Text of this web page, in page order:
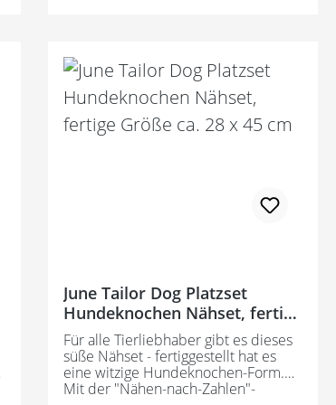
June Tailor Dog Platzset
Hundeknochen Nähset, fertige
Größe ca. 28 x 45 cm
Für alle Tierliebhaber gibt es dieses
süße Nähset - fertiggestellt hat es
eine witzige Hundeknochen-Form.
Mit der "Nähen-nach-Zahlen"-